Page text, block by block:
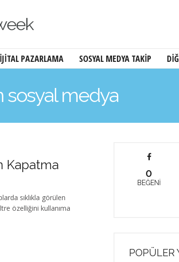
PAZARLAMA SOSYAL MEDYA TAKİP
sosyal medya
Kapatma
sıklıkla görülen
özelliğini kullanıma
0
BEĞENİ
POPÜLER